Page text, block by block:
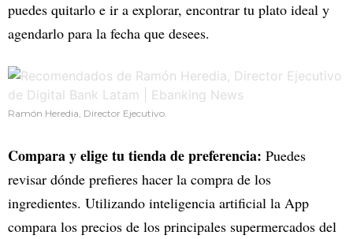
puedes quitarlo e ir a explorar, encontrar tu plato ideal y
agendarlo para la fecha que desees.
Ramón Heredia, Director Ejecutivo.
Compara y elige tu tienda de preferencia: Puedes
revisar dónde prefieres hacer la compra de los
ingredientes. Utilizando inteligencia artificial la App
compara los precios de los principales supermercados del